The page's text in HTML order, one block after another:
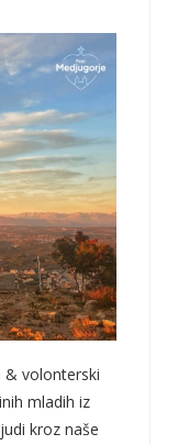
& volonterski
mladih iz
kroz naše